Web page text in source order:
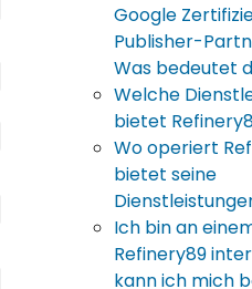
Google
Publisher-
Was bedeutet
Welche
bietet
Wo operiert
bietet seine
Ich bin an
Refinery89
kann ich mich